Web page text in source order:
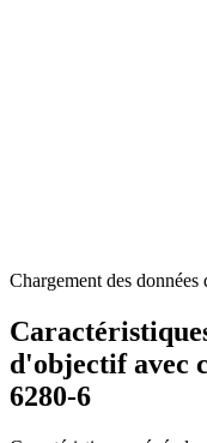
Chargement des données
d'objectif avec
6280-6